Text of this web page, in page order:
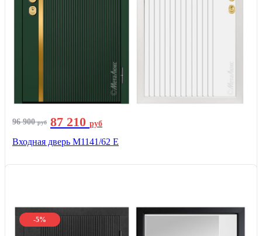
96 900руб 87 210 руб
Входная дверь М1141/62 Е
-5%